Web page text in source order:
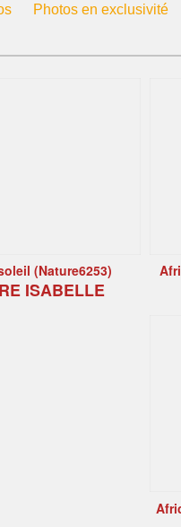
Photos en exclusivité
(Nature6253)
ISABELLE